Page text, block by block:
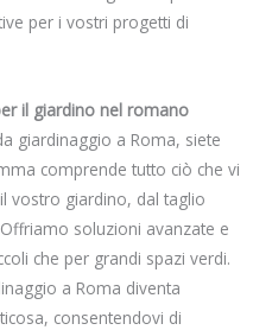
per i vostri progetti di
il giardino nel romano
giardinaggio a Roma, siete
comprende tutto ciò che vi
vostro giardino, dal taglio
soluzioni avanzate e
che per grandi spazi verdi.
a Roma diventa
consentendovi di